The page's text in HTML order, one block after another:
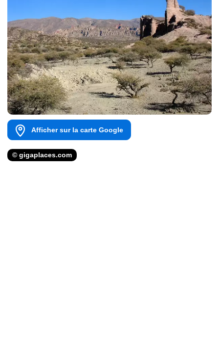
Afficher sur la carte Google
© gigaplaces.com